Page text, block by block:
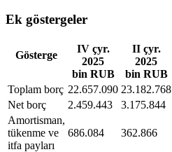
Ek göstergeler
Gösterge
IV çyr.
2025
bin RUB
II çyr.
2025
bin RUB
Toplam borç 22.657.090 23.182.768
Net borç
2.459.443 3.175.844
Amortisman,
tükenme ve
itfa payları
686.084 362.866